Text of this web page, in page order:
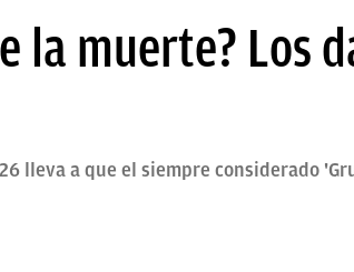
la muerte? Los
lleva a que el siempre considerado